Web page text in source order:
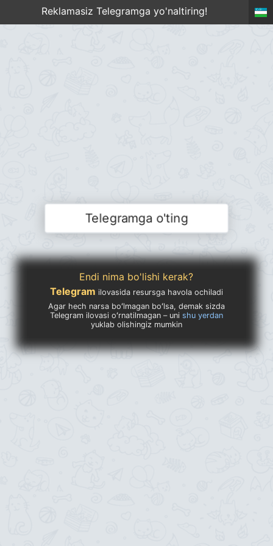
Reklamasiz Telegramga yo'naltiring!
Telegramga o'ting
Endi nima bo'lishi kerak?
Telegram ilovasida resursga havola ochiladi
Agar hech narsa boʻlmagan boʻlsa, demak sizda
Telegram ilovasi oʻrnatilmagan – uni shu yerdan
yuklab olishingiz mumkin